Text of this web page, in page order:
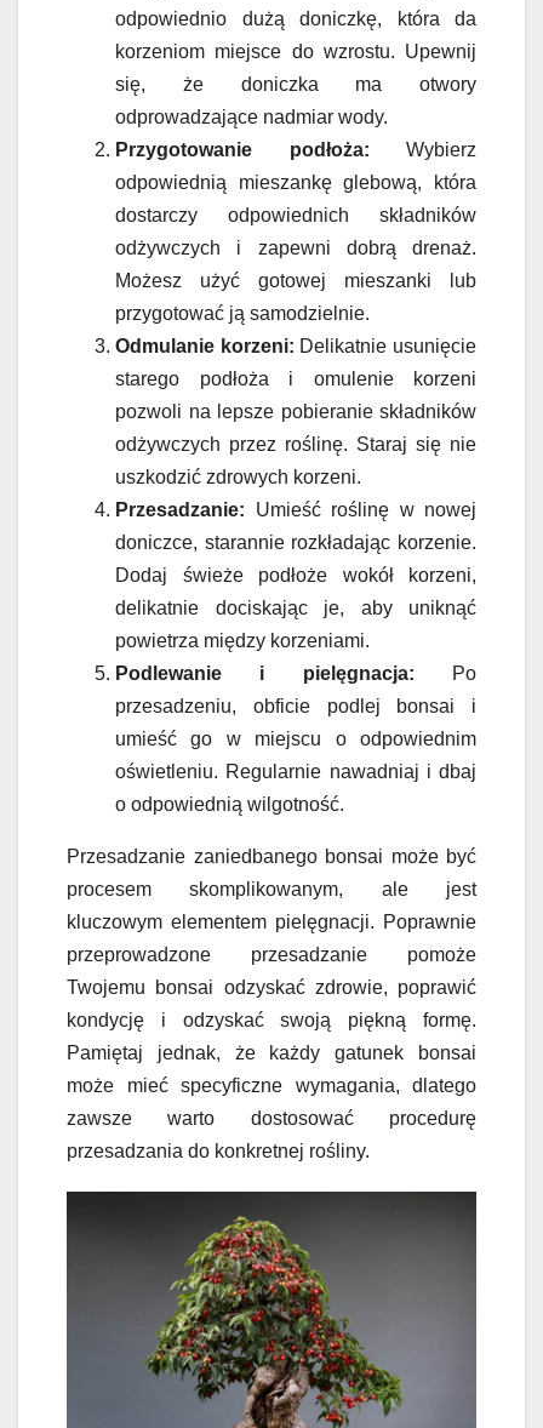
odpowiednio dużą doniczkę, która da
korzeniom miejsce do wzrostu. Upewnij
się, że doniczka ma otwory
odprowadzające nadmiar wody.
Przygotowanie podłoża: Wybierz
odpowiednią mieszankę glebową, która
dostarczy odpowiednich składników
odżywczych i zapewni dobrą drenaż.
Możesz użyć gotowej mieszanki lub
przygotować ją samodzielnie.
Odmulanie korzeni: Delikatnie usunięcie
starego podłoża i omulenie korzeni
pozwoli na lepsze pobieranie składników
odżywczych przez roślinę. Staraj się nie
uszkodzić zdrowych korzeni.
Przesadzanie: Umieść roślinę w nowej
doniczce, starannie rozkładając korzenie.
Dodaj świeże podłoże wokół korzeni,
delikatnie dociskając je, aby uniknąć
powietrza między korzeniami.
Podlewanie i pielęgnacja: Po
przesadzeniu, obficie podlej bonsai i
umieść go w miejscu o odpowiednim
oświetleniu. Regularnie nawadniaj i dbaj
o odpowiednią wilgotność.
Przesadzanie zaniedbanego bonsai może być
procesem skomplikowanym, ale jest
kluczowym elementem pielęgnacji. Poprawnie
przeprowadzone przesadzanie pomoże
Twojemu bonsai odzyskać zdrowie, poprawić
kondycję i odzyskać swoją piękną formę.
Pamiętaj jednak, że każdy gatunek bonsai
może mieć specyficzne wymagania, dlatego
zawsze warto dostosować procedurę
przesadzania do konkretnej rośliny.